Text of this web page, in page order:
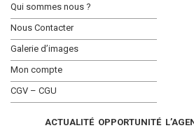
Qui sommes nous ?
Nous Contacter
Galerie d’images
Mon compte
CGV – CGU
ACTUALITÉ OPPORTUNITÉ